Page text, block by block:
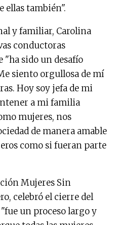
ellas también".
y familiar, Carolina
conductoras
"ha sido un desafío
siento orgullosa de mí
Hoy soy jefa de mi
a mi familia
mujeres, nos
de manera amable
como si fueran parte
Mujeres Sin
celebró el cierre del
un proceso largo y